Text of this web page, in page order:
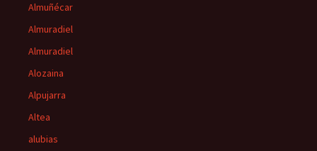
Almuñécar
Almuradiel
Almuradiel
Alozaina
Alpujarra
Altea
alubias